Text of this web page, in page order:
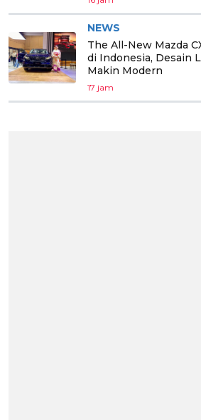
NEWS
The All-New Mazda
di Indonesia, Desain
Makin Modern
17 jam